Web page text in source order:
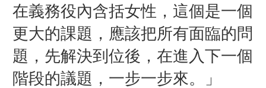
在義務役內含括女性，這個是一個
更大的課題，應該把所有面臨的問
題，先解決到位後，在進入下一個
階段的議題，一步一步來。」